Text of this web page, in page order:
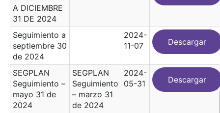
A DICIEMBRE
31 DE 2024
Seguimiento a
septiembre 30
de 2024
2024-
11-07
Descargar
SEGPLAN
Seguimiento –
mayo 31 de
2024
SEGPLAN
Seguimiento
– marzo 31
de 2024
2024-
05-31
Descargar